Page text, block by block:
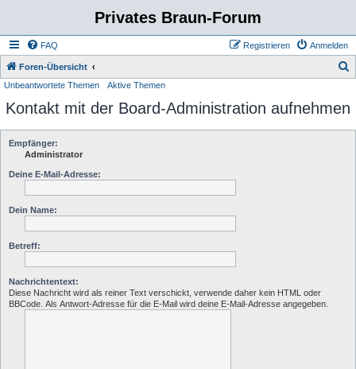
Privates Braun-Forum
FAQ Anmelden
Registrieren
Foren-Übersicht
Unbeantwortete Themen Aktive Themen
Kontakt mit der Board-Administration aufnehmen
Empfänger:
Administrator
Deine E-Mail-Adresse:
Dein Name:
Betreff:
Nachrichtentext:
Diese Nachricht wird als reiner Text verschickt, verwende daher kein HTML oder
BBCode. Als Antwort-Adresse für die E-Mail wird deine E-Mail-Adresse angegeben.